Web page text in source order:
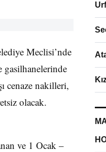
Meclisi’nde
gasilhanelerinde
cenaze nakilleri,
olacak.
ve 1 Ocak –